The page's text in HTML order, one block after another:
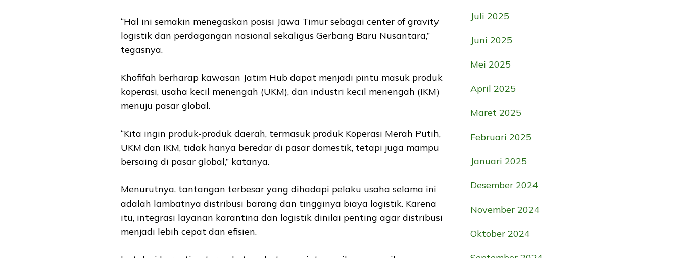
“Hal ini semakin menegaskan posisi Jawa Timur sebagai center of gravity
logistik dan perdagangan nasional sekaligus Gerbang Baru Nusantara,”
tegasnya.
Khofifah berharap kawasan Jatim Hub dapat menjadi pintu masuk produk
koperasi, usaha kecil menengah (UKM), dan industri kecil menengah (IKM)
menuju pasar global.
“Kita ingin produk-produk daerah, termasuk produk Koperasi Merah Putih,
UKM dan IKM, tidak hanya beredar di pasar domestik, tetapi juga mampu
bersaing di pasar global,” katanya.
Menurutnya, tantangan terbesar yang dihadapi pelaku usaha selama ini
adalah lambatnya distribusi barang dan tingginya biaya logistik. Karena
itu, integrasi layanan karantina dan logistik dinilai penting agar distribusi
menjadi lebih cepat dan efisien.
Juli 2025
Juni 2025
Mei 2025
April 2025
Maret 2025
Februari 2025
Januari 2025
Desember 2024
November 2024
Oktober 2024